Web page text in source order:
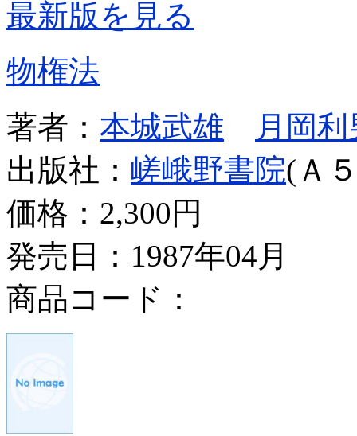
最新版を見る
物権法
著者： 本城武雄
月岡利
出版社： 嵯峨野書院(Ａ
価格： 2,300円
発売日：1987年04月
商品コード：